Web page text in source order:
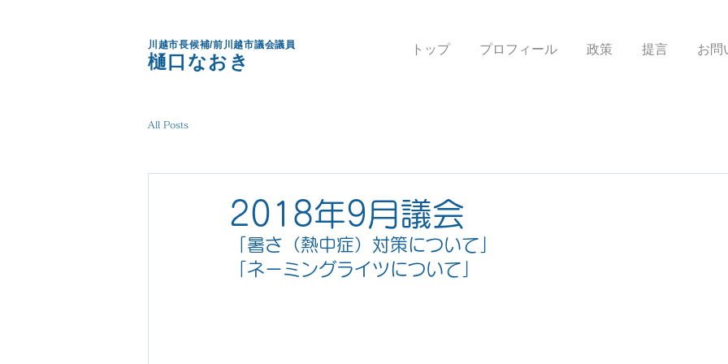
川越市長候補/前川越市議会議員
樋口なおき
トップ プロフィール 政策 提言 お問
All Posts
2018年9月議会
「暑さ（熱中症）対策について」
「ネーミングライツについて」